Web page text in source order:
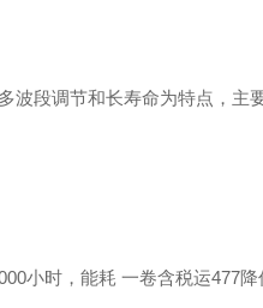
段调节和长寿命为特点，主
小时，能耗 一卷含税运477降